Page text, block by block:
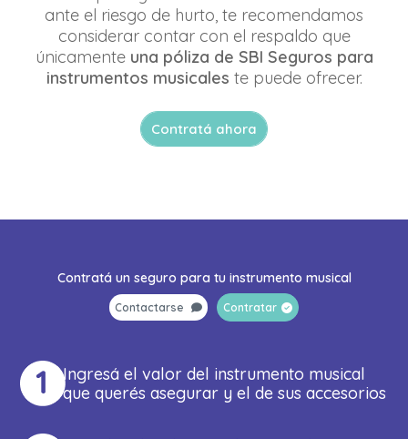
ante el riesgo de hurto, te recomendamos
considerar contar con el respaldo que
únicamente una póliza de SBI Seguros para
instrumentos musicales te puede ofrecer.
Contratá ahora
Contratá un seguro para tu instrumento musical
Contactarse Contratar
Ingresá el valor del instrumento musical
que querés asegurar y el de sus accesorios